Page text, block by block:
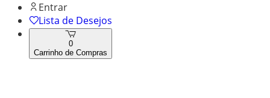
Entrar
Lista de Desejos
0
Carrinho de Compras